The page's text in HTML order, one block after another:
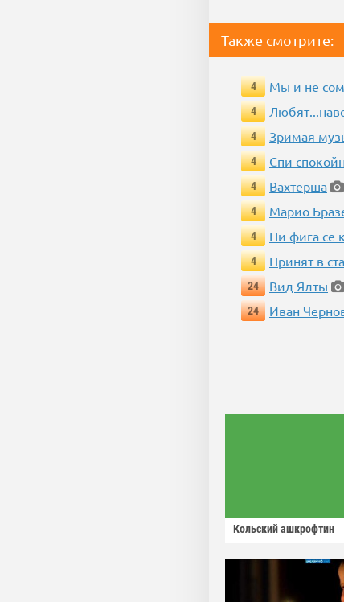
Также смотрите:
4 Мы и не
4
4
Зримая
4
Спи
4
Вахтерша
4
Марио
4
Ни фига се
4
Принят в
24
Вид Ялты
24
Иван
Кольский ашкрофтин